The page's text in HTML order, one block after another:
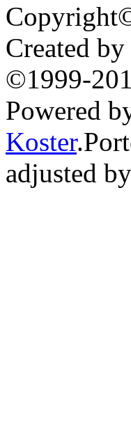
Created by
©1999-
Powered
Koster
adjusted by